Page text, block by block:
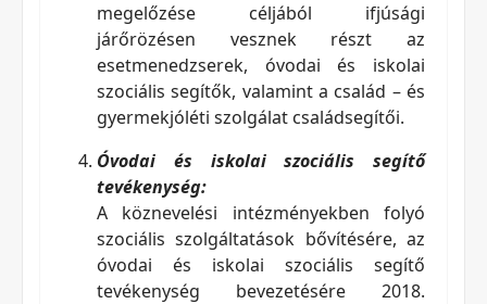
megelőzése céljából ifjúsági
járőrözésen vesznek részt az
esetmenedzserek, óvodai és iskolai
szociális segítők, valamint a család – és
gyermekjóléti szolgálat családsegítői.
Óvodai és iskolai szociális segítő
tevékenység:
A köznevelési intézményekben folyó
szociális szolgáltatások bővítésére, az
óvodai és iskolai szociális segítő
tevékenység bevezetésére 2018.